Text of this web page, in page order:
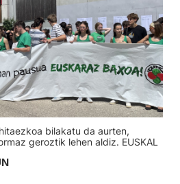
bilakatu da aurten,
geroztik lehen aldiz. EUSKAL